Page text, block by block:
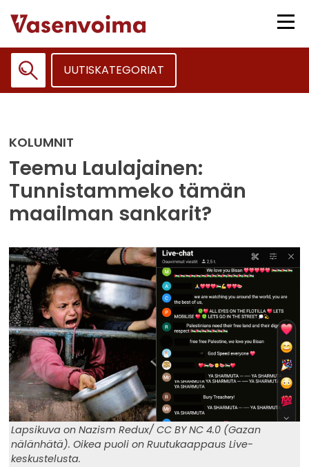
sisältöön
UUTISKATEGORIAT
KOLUMNIT
Teemu Laulajainen:
Tunnistammeko tämän
maailman sankarit?
Lapsikuva on Nazism Redux/ CC BY NC 4.0 (Gazan
nälänhätä). Oikea puoli on Ruutukaappaus Live-
keskustelusta.